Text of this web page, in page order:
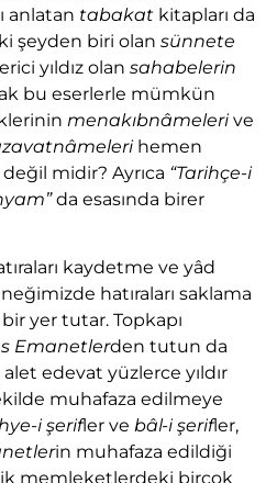
anlatan tabakat kitapları da
şeyden biri olan sünnete
yıldız olan sahabelerin
bu eserlerle mümkün
menakıbnâmelerive
hemen
midir? Ayrıca “Tarihçe-i
da esasında birer
kaydetme ve yâd
hatıraları saklama
yer tutar. Topkapı
Emanetlerden tutun da
edevat yüzlerce yıldır
muhafaza edilmeye
i şerifler ve bâl-i şerifler,
in muhafaza edildiği
memleketlerdeki birçok